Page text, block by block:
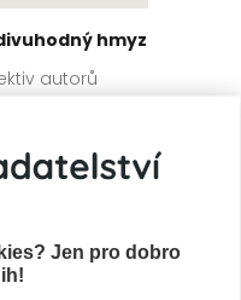
Jen pro dobro
hmyz
autorů